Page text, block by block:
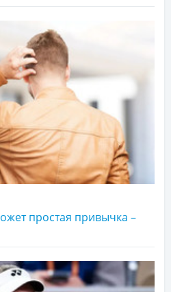
простая привычка –